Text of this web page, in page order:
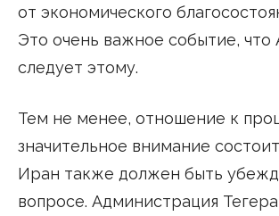
от экономического
Это очень важное событие, что
следует этому.
Тем не менее, отношение к
значительное внимание
Иран также должен быть
вопросе. Администрация